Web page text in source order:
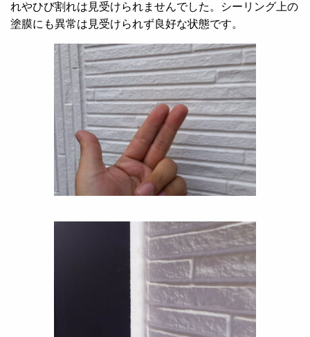
れやひび割れは見受けられませんでした。シーリング上の
塗膜にも異常は見受けられず良好な状態です。